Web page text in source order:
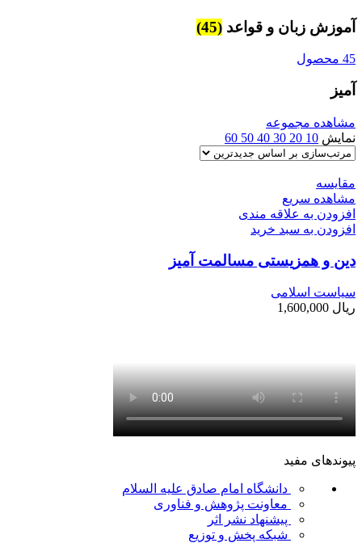
آموزش زبان و قواعد (45)
45 محصول
آميز
مشاهده مجموعه
نمایش 10
20
30
40
50
60
مقایسه
مشاهده سریع
افزودن به علاقه مندی
افزودن به سبد خرید
دین و همزیستی مسالمت آمیز
سیاست اسلامی
ریال
پیوندهای مفید
دانشگاه امام صادق علیه السلام
معاونت پژوهش و فناوری
پیشنهاد نشر اثر
شبکه پخش و توزیع